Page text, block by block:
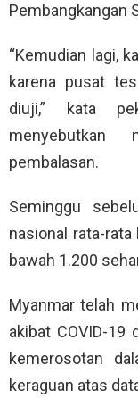
Pembangkangan
“Kemudian lagi,
karena pusat
diuji,” kata
menyebutkan
pembalasan.
Seminggu
nasional rata-
bawah 1.200
Myanmar telah
akibat COVID-19
kemerosotan
keraguan atas